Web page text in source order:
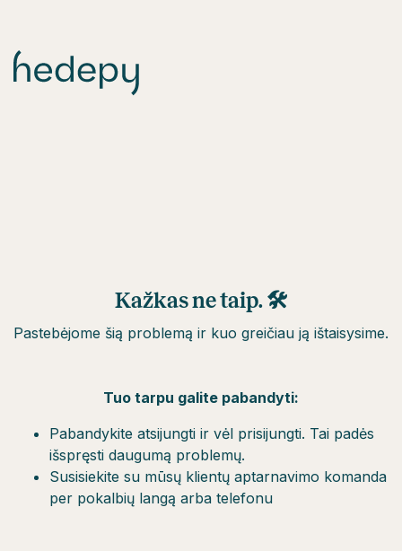
Kažkas ne taip. 🛠
Pastebėjome šią problemą ir kuo greičiau ją ištaisysime.
Tuo tarpu galite pabandyti:
Pabandykite atsijungti ir vėl prisijungti. Tai padės
išspręsti daugumą problemų.
Susisiekite su mūsų klientų aptarnavimo komanda
per pokalbių langą arba telefonu